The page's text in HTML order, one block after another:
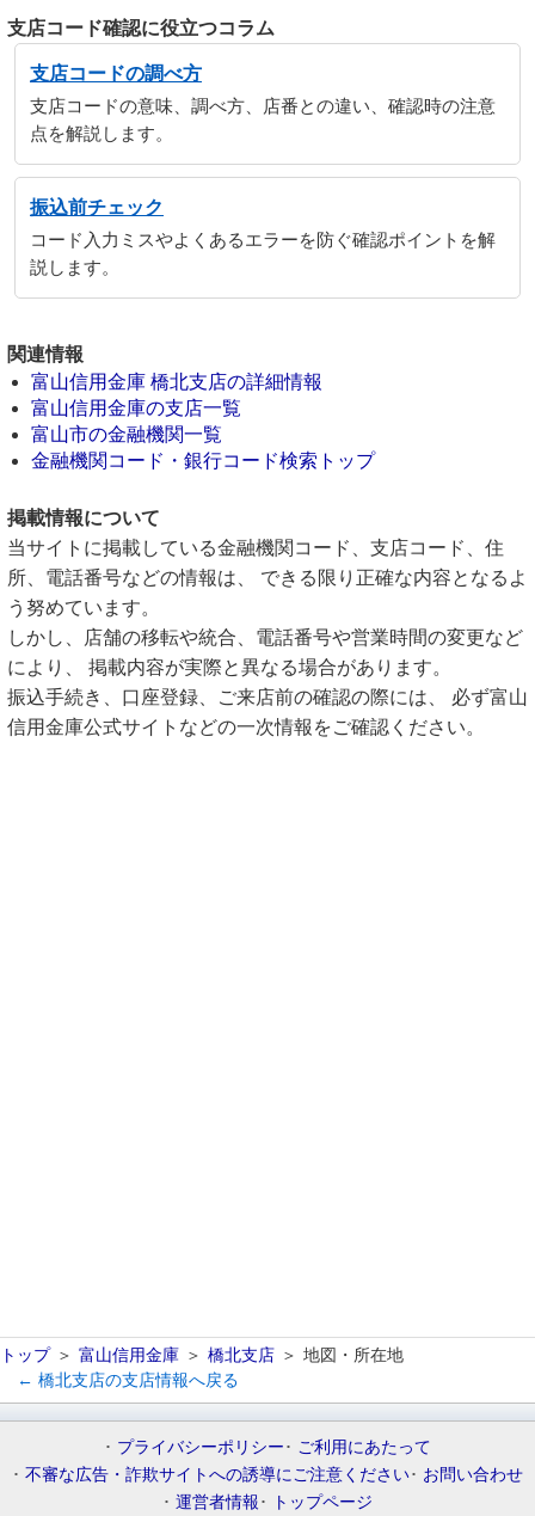
支店コード確認に役立つコラム
支店コードの調べ方
支店コードの意味、調べ方、店番との違い、確認時の注意
点を解説します。
振込前チェック
コード入力ミスやよくあるエラーを防ぐ確認ポイントを解
説します。
関連情報
富山信用金庫 橋北支店の詳細情報
富山信用金庫の支店一覧
富山市の金融機関一覧
金融機関コード・銀行コード検索トップ
掲載情報について
当サイトに掲載している金融機関コード、支店コード、住
所、電話番号などの情報は、 できる限り正確な内容となるよ
う努めています。
しかし、店舗の移転や統合、電話番号や営業時間の変更など
により、 掲載内容が実際と異なる場合があります。
振込手続き、口座登録、ご来店前の確認の際には、 必ず富山
信用金庫公式サイトなどの一次情報をご確認ください。
トップ 富山信用金庫 橋北支店
地図・所在地
← 橋北支店の支店情報へ戻る
プライバシーポリシー
ご利用にあたって
不審な広告・詐欺サイトへの誘導にご注意ください
お問い合わせ
運営者情報
トップページ